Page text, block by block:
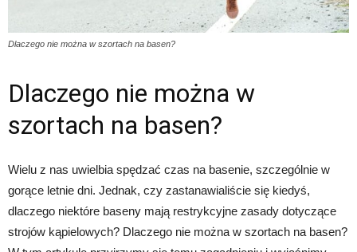
Dlaczego nie można w szortach na basen?
Dlaczego nie można w
szortach na basen?
Wielu z nas uwielbia spędzać czas na basenie, szczególnie w
gorące letnie dni. Jednak, czy zastanawialiście się kiedyś,
dlaczego niektóre baseny mają restrykcyjne zasady dotyczące
strojów kąpielowych? Dlaczego nie można w szortach na basen?